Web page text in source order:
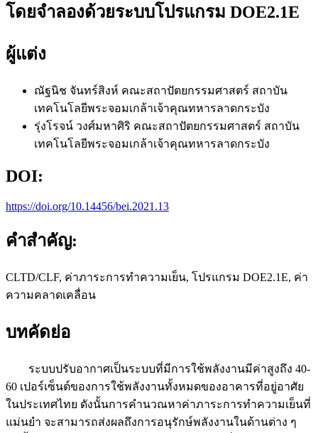
โดยจำลองด้วยระบบโปรแกรม DOE2.1E
ผู้แต่ง
ณัฐนิช จันทร์สิงห์ คณะสถาปัตยกรรมศาสตร์ สถาบัน
เทคโนโลยีพระจอมเกล้าเจ้าคุณทหารลาดกระบัง
รุ่งโรจน์ วงศ์มหาศิริ คณะสถาปัตยกรรมศาสตร์ สถาบัน
เทคโนโลยีพระจอมเกล้าเจ้าคุณทหารลาดกระบัง
DOI:
https://doi.org/10.14456/bei.2021.13
คำสำคัญ:
CLTD/CLF, ค่าภาระการทำความเย็น, โปรแกรม DOE2.1E, ค่า
ความคลาดเคลื่อน
บทคัดย่อ
ระบบปรับอากาศเป็นระบบที่มีการใช้พลังงานมีค่าสูงถึง 40-
60 เปอร์เซ็นต์ของการใช้พลังงานทั้งหมดของอาคารที่อยู่อาศัย
ในประเทศไทย ดังนั้นการคำนวณหาค่าภาระการทำความเย็นที่
แม่นยำ จะสามารถส่งผลถึงการอนุรักษ์พลังงานในด้านต่าง ๆ